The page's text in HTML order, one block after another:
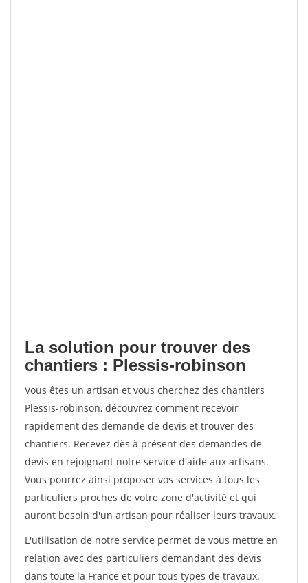
La solution pour trouver des
chantiers : Plessis-robinson
Vous êtes un artisan et vous cherchez des chantiers
Plessis-robinson, découvrez comment recevoir
rapidement des demande de devis et trouver des
chantiers. Recevez dès à présent des demandes de
devis en rejoignant notre service d'aide aux artisans.
Vous pourrez ainsi proposer vos services à tous les
particuliers proches de votre zone d'activité et qui
auront besoin d'un artisan pour réaliser leurs travaux.
L'utilisation de notre service permet de vous mettre en
relation avec des particuliers demandant des devis
dans toute la France et pour tous types de travaux.